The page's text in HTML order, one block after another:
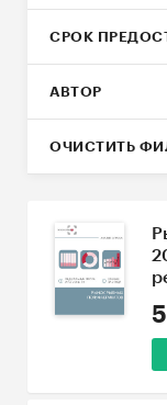
СРОК
АВТОР
ОЧИСТИТЬ